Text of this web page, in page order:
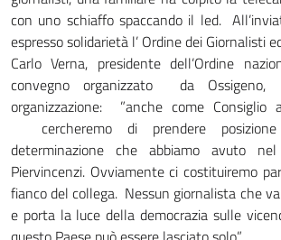
con uno schiaffo spaccando il led.
espresso solidarietà l’ Ordine dei Giornalisti
Carlo Verna, presidente dell’Ordine
convegno organizzato da
organizzazione: ”anche come
cercheremo di prendere
determinazione che abbiamo avuto
Piervincenzi. Ovviamente ci costituiremo
fianco del collega. Nessun giornalista che
e porta la luce della democrazia sulle